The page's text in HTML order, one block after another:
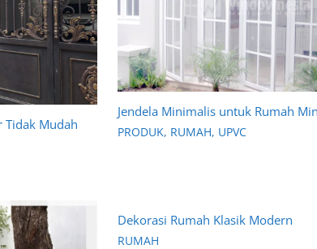
Tidak Mudah
Jendela Minimalis untuk Rumah
PRODUK, RUMAH, UPVC
Dekorasi Rumah Klasik Modern
RUMAH